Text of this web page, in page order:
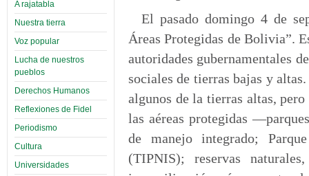
A rajatabla
Nuestra tierra
Voz popular
Lucha de nuestros
pueblos
Derechos Humanos
Reflexiones de Fidel
Periodismo
Cultura
Universidades
El pasado domingo 4 de
Áreas Protegidas de Bolivia”.
autoridades gubernamentales
sociales de tierras bajas y
algunos de la tierras altas,
las aéreas protegidas
de manejo integrado;
(TIPNIS); reservas